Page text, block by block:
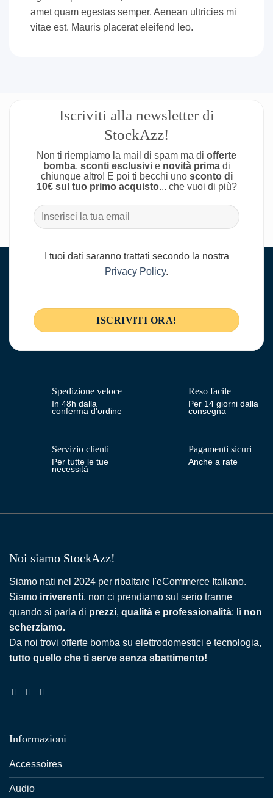
amet quam egestas semper. Aenean ultricies mi
vitae est. Mauris placerat eleifend leo.
Iscriviti alla newsletter di
StockAzz!
Non ti riempiamo la mail di spam ma di offerte
bomba, sconti esclusivie novità primadi
chiunque altro! E poi ti becchi uno sconto di
10€ sul tuo primo acquisto... che vuoi di più?
I tuoi dati saranno trattati secondo la nostra
Privacy Policy.
Spedizione veloce
In 48h dalla
conferma d'ordine
Reso facile
Per 14 giorni dalla
consegna
Servizio clienti
Per tutte le tue
necessità
Pagamenti sicuri
Anche a rate
Noi siamo StockAzz!
Siamo nati nel 2024 per ribaltare l'eCommerce Italiano.
Siamo irriverenti, non ci prendiamo sul serio tranne
quando si parla di prezzi, qualità e professionalità: lì non
scherziamo.
Da noi trovi offerte bomba su elettrodomestici e tecnologia,
tutto quello che ti serve senza sbattimento!
Informazioni
Accessoires
Audio